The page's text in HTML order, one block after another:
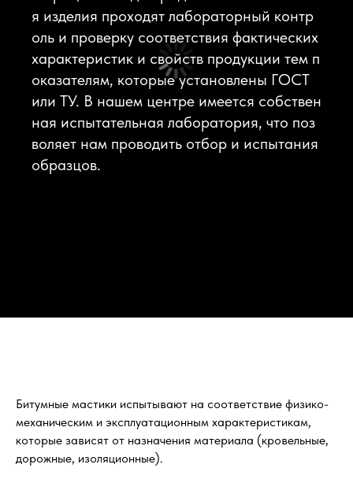
я изделия проходят лабораторный контр
оль и проверку соответствия фактических
характеристик и свойств продукции тем п
оказателям, которые установлены ГОСТ
или ТУ. В нашем центре имеется собствен
ная испытательная лаборатория, что поз
воляет нам проводить отбор и испытания
образцов.
Битумные мастики испытывают на соответствие физико-
механическим и эксплуатационным характеристикам,
которые зависят от назначения материала (кровельные,
дорожные, изоляционные).